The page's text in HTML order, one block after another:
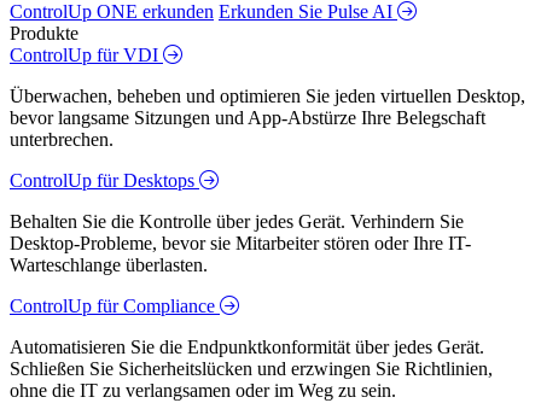
ControlUp ONE erkunden Erkunden Sie Pulse AI
Produkte
ControlUp für VDI
Überwachen, beheben und optimieren Sie jeden virtuellen Desktop,
bevor langsame Sitzungen und App-Abstürze Ihre Belegschaft
unterbrechen.
ControlUp für Desktops
Behalten Sie die Kontrolle über jedes Gerät. Verhindern Sie
Desktop-Probleme, bevor sie Mitarbeiter stören oder Ihre IT-
Warteschlange überlasten.
ControlUp für Compliance
Automatisieren Sie die Endpunktkonformität über jedes Gerät.
Schließen Sie Sicherheitslücken und erzwingen Sie Richtlinien,
ohne die IT zu verlangsamen oder im Weg zu sein.